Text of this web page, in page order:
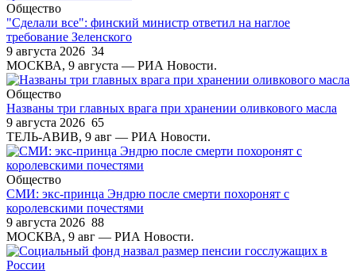
Общество
"Сделали все": финский министр ответил на наглое
требование Зеленского
9 августа 2026 34
МОСКВА, 9 августа — РИА Новости.
Общество
Названы три главных врага при хранении оливкового масла
9 августа 2026 65
ТЕЛЬ-АВИВ, 9 авг — РИА Новости.
Общество
СМИ: экс-принца Эндрю после смерти похоронят с
королевскими почестями
9 августа 2026 88
МОСКВА, 9 авг — РИА Новости.